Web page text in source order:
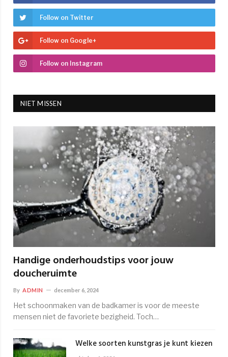
Follow on Twitter
Follow on Google+
Follow on Instagram
NIET MISSEN
Handige onderhoudstips voor jouw
doucheruimte
By ADMIN december 6, 2024
Het schoonmaken van de badkamer is voor de meeste
mensen niet de favoriete bezigheid. Toch…
Welke soorten kunstgras je kunt kiezen